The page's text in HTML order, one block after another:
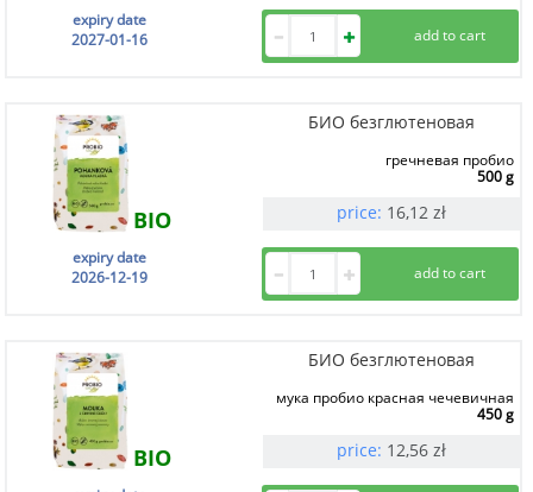
expiry date
2027-01-16
БИО безглютеновая
BIO
гречневая пробио
500 g
price: 16,12 zł
expiry date
2026-12-19
БИО безглютеновая
BIO
мука пробио красная чечевичная
450 g
price: 12,56 zł